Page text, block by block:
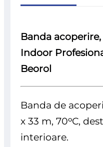
Banda
Indoor
Beorol
Banda de
x 33 m, 70ᵒC,
interioare.